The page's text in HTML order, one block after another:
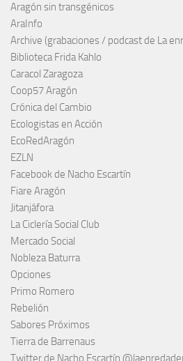
Aragón sin transgénicos
AraInfo
Archive (grabaciones / podcast de La
Biblioteca Frida Kahlo
Caracol Zaragoza
Coop57 Aragón
Crónica del Cambio
Ecologistas en Acción
EcoRedAragón
EZLN
Facebook de Nacho Escartín
Fiare Aragón
Jitanjáfora
La Ciclería Social Club
Mercado Social
Nobleza Baturra
Opciones
Primo Romero
Rebelión
Sabores Próximos
Tierra de Barrenaus
Twitter de Nacho Escartín